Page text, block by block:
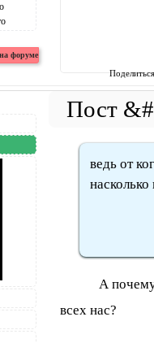
ведь от
А почему «от
всех нас?